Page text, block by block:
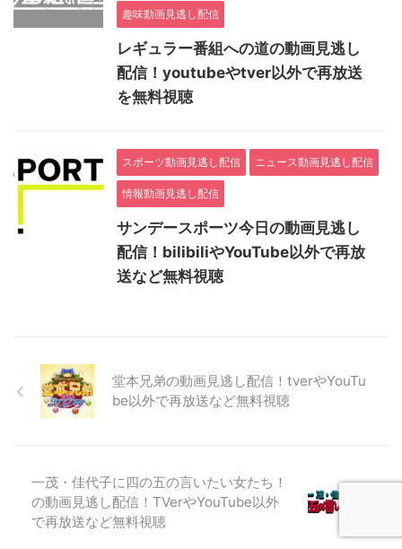
趣味動画見逃し配信
レギュラー番組への道の動画見逃し
配信！youtubeやtver以外で再放送
を無料視聴
スポーツ動画見逃し配信 ニュース動画見逃し配信
情報動画見逃し配信
サンデースポーツ今日の動画見逃し
配信！bilibiliやYouTube以外で再放
送など無料視聴
堂本兄弟の動画見逃し配信！tverやYouTu
be以外で再放送など無料視聴
一茂・佳代子に四の五の言いたい女たち！
の動画見逃し配信！TVerやYouTube以外
で再放送など無料視聴